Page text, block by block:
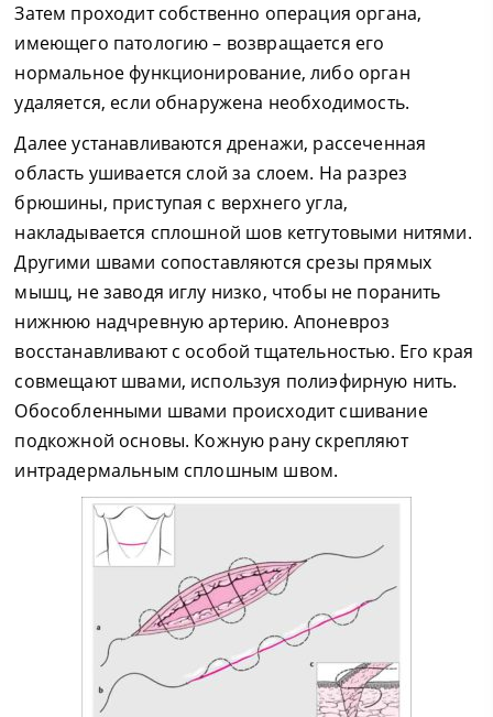
Затем проходит собственно операция органа,
имеющего патологию – возвращается его
нормальное функционирование, либо орган
удаляется, если обнаружена необходимость.
Далее устанавливаются дренажи, рассеченная
область ушивается слой за слоем. На разрез
брюшины, приступая с верхнего угла,
накладывается сплошной шов кетгутовыми нитями.
Другими швами сопоставляются срезы прямых
мышц, не заводя иглу низко, чтобы не поранить
нижнюю надчревную артерию. Апоневроз
восстанавливают с особой тщательностью. Его края
совмещают швами, используя полиэфирную нить.
Обособленными швами происходит сшивание
подкожной основы. Кожную рану скрепляют
интрадермальным сплошным швом.